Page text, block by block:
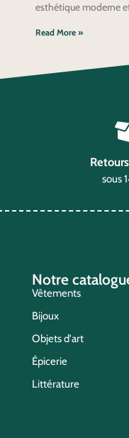
esthétique moderne
Read More »
sous
Notre
Vêtements
Bijoux
Objets d'art
Épicerie
Littérature